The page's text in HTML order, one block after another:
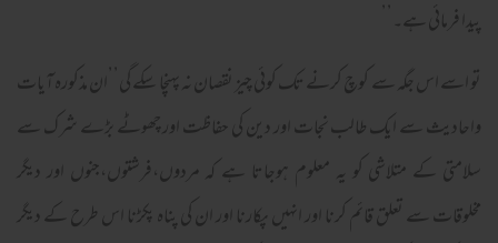
پیدا فرمائی ہے۔’’
تو اسے اس جگہ سے کوچ کرنے تک کوئی چیز نقصان نہ پہنچا سکے گی’’ان مذکورہ آیات
واحادیث سے ایک طالب نجات اور دین کی حفاظت اور چھوٹے بڑے شرک سے
سلامتی کے متلاشی کو یہ معلوم ہوجاتا ہے کہ مردوں،فرشتوں،جنوں اور دیگر
مخلوقات سے تعلق قائم کرنا اور انہیں پکارنا اور ان کی پناہ پکڑنا اس طرح کے دیگر